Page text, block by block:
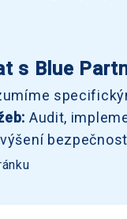
s Blue
Audit,